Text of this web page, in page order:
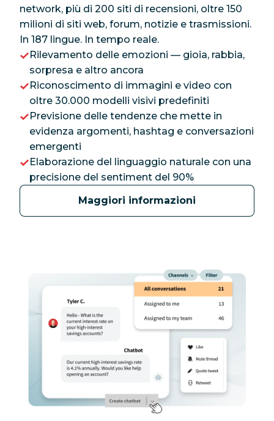
network, più di 200 siti di recensioni, oltre 150
milioni di siti web, forum, notizie e trasmissioni.
In 187 lingue. In tempo reale.
Rilevamento delle emozioni — gioia, rabbia,
sorpresa e altro ancora
Riconoscimento di immagini e video con
oltre 30.000 modelli visivi predefiniti
Previsione delle tendenze che mette in
evidenza argomenti, hashtag e conversazioni
emergenti
Elaborazione del linguaggio naturale con una
precisione del sentiment del 90%
Maggiori informazioni